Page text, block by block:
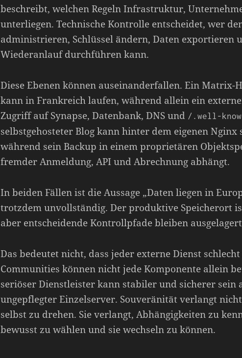
beschreibt, welchen Regeln Infrastruktur,
unterliegen. Technische Kontrolle entscheidet, wer
administrieren, Schlüssel ändern, Daten exportieren
Wiederanlauf durchführen kann.
Diese Ebenen können auseinanderfallen. Ein Matrix-
kann in Frankreich laufen, während allein ein
Zugriff auf Synapse, Datenbank, DNS und /.well-
selbstgehosteter Blog kann hinter dem eigenen Nginx
während sein Backup in einem proprietären
fremder Anmeldung, API und Abrechnung abhängt.
In beiden Fällen ist die Aussage „Daten liegen in
trotzdem unvollständig. Der produktive Speicherort
aber entscheidende Kontrollpfade bleiben
Das bedeutet nicht, dass jeder externe Dienst
Communities können nicht jede Komponente allein
seriöser Dienstleister kann stabiler und sicherer sein
ungepflegter Einzelserver. Souveränität verlangt
selbst zu drehen. Sie verlangt, Abhängigkeiten zu
bewusst zu wählen und sie wechseln zu können.